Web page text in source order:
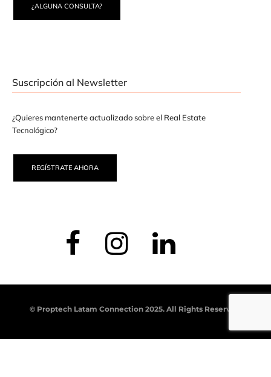
¿ALGUNA CONSULTA?
Suscripción al Newsletter
¿Quieres mantenerte actualizado sobre el Real Estate
Tecnológico?
REGÍSTRATE AHORA
© Proptech Latam Connection 2025. All Rights Reserved.